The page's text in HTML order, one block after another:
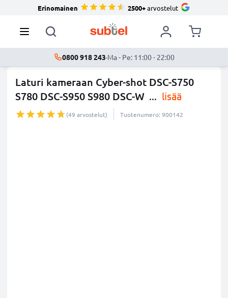
Erinomainen 2500+arvostelut
0800 918 243·Ma - Pe: 11:00 - 22:00
Laturi kameraan Cyber-shot DSC-S750
S780 DSC-S950 S980 DSC-W ... lisää
(49 arvostelut) Tuotenumero: 900142